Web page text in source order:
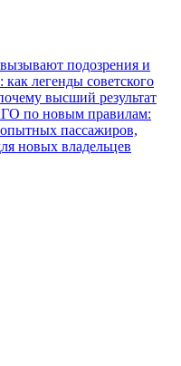
подозрения и
легенды советского
высший результат
по новым правилам:
пассажиров,
новых владельцев